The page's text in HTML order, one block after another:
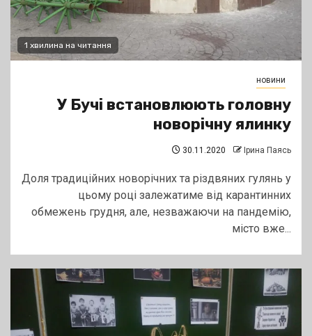
1 хвилина на читання
новини
У Бучі встановлюють головну
новорічну ялинку
30.11.2020 Ірина Паясь
Доля традиційних новорічних та різдвяних гулянь у
цьому році залежатиме від карантинних
обмежень грудня, але, незважаючи на пандемію,
місто вже...